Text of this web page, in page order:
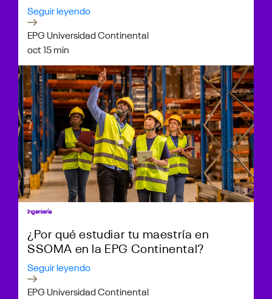
Seguir leyendo
EPG Universidad Continental
oct 15 min
Ingeniería
¿Por qué estudiar tu maestría en
SSOMA en la EPG Continental?
Seguir leyendo
EPG Universidad Continental